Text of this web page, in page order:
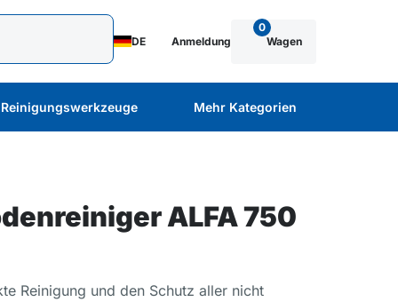
DE Anmeldung
0
Wagen
Reinigungswerkzeuge Mehr Kategorien
ALFA 750
Reinigung und den Schutz aller nicht